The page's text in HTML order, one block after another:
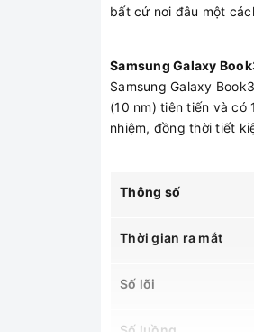
bất cứ nơi đâu một
Samsung Galaxy
Samsung Galaxy
(10 nm) tiên tiến và có
nhiệm, đồng thời tiết
Thông số
Thời gian ra mắt
Số lõi